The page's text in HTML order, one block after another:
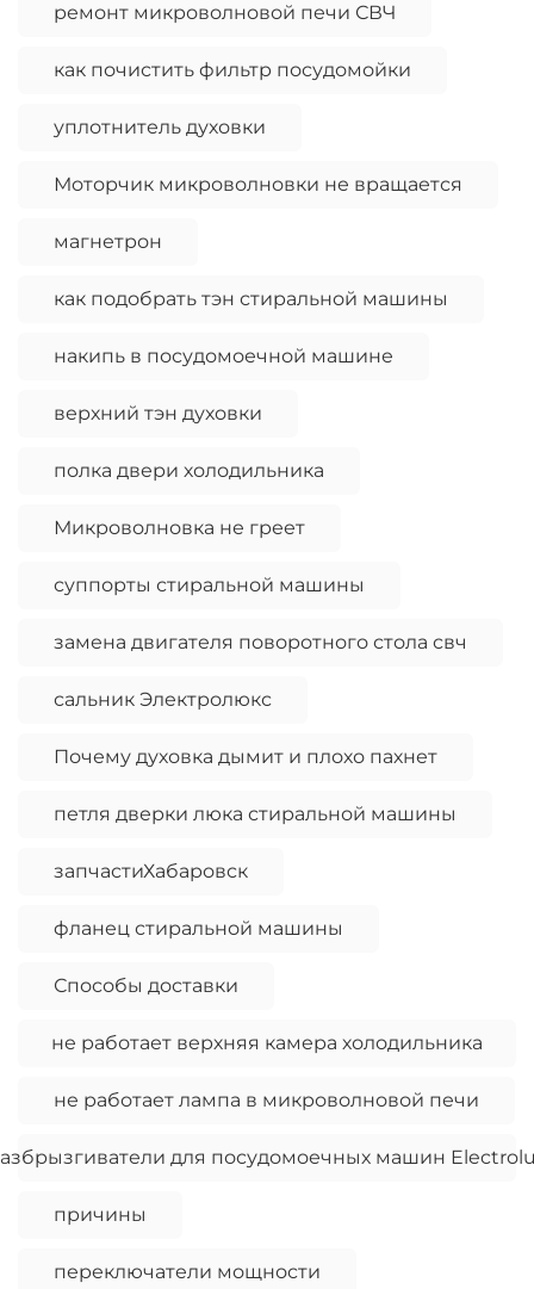
ремонт микроволновой печи СВЧ
как почистить фильтр посудомойки
уплотнитель духовки
Моторчик микроволновки не вращается
магнетрон
как подобрать тэн стиральной машины
накипь в посудомоечной машине
верхний тэн духовки
полка двери холодильника
Микроволновка не греет
суппорты стиральной машины
замена двигателя поворотного стола свч
сальник Электролюкс
Почему духовка дымит и плохо пахнет
петля дверки люка стиральной машины
запчастиХабаровск
фланец стиральной машины
Способы доставки
не работает верхняя камера холодильника
не работает лампа в микроволновой печи
для посудомоечных машин
причины
переключатели мощности